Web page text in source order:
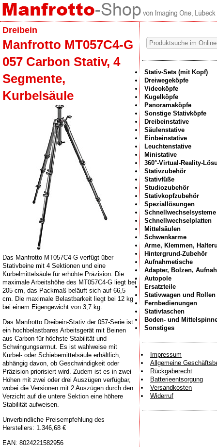
Dreibein
Manfrotto MT057C4-G
057 Carbon Stativ, 4
Segmente,
Kurbelsäule
Das Manfrotto MT057C4-G verfügt über
Stativbeine mit 4 Sektionen und eine
Kurbelmittelsäule für erhöhte Präzision. Die
maximale Arbeitshöhe des MT057C4-G liegt bei
205 cm, das Packmaß beläuft sich auf 66,5
cm. Die maximale Belastbarkeit liegt bei 12 kg
bei einem Eigengewicht von 3,7 kg.
Das Manfrotto Dreibein-Stativ der 057-Serie ist
ein hochbelastbares Arbeitsgerät mit Beinen
aus Carbon für höchste Stabilität und
Schwingungsarmut. Es ist wahlweise mit
Kurbel- oder Schiebemittelsäule erhältlich,
abhängig davon, ob Geschwindigkeit oder
Präzision priorisiert wird. Zudem ist es in zwei
Höhen mit zwei oder drei Auszügen verfügbar,
wobei die Versionen mit 2 Auszügen durch den
Verzicht auf die untere Sektion eine höhere
Stabilität aufweisen.
Unverbindliche Preisempfehlung des
Herstellers: 1.346,68 €
EAN: 8024221582956
Stativ-Sets (mit Kopf)
Dreiwegeköpfe
Videoköpfe
Kugelköpfe
Panoramaköpfe
Sonstige Stativköpfe
Dreibeinstative
Säulenstative
Einbeinstative
Leuchtenstative
Ministative
360°-Virtual-Reality-
Stativzubehör
Stativfüße
Studiozubehör
Stativkopfzubehör
Speziallösungen
Schnellwechselsysteme
Schnellwechselplatten
Mittelsäulen
Schwenkarme
Arme, Klemmen,
Hintergrund-Zubehör
Aufnahmetische
Adapter, Bolzen,
Autopole
Ersatzteile
Stativwagen und Rollen
Fernbedienungen
Stativtaschen
Boden- und
Sonstiges
Impressum
Allgemeine
Rückgaberecht
Batterieentsorgung
Versandkosten
Widerruf